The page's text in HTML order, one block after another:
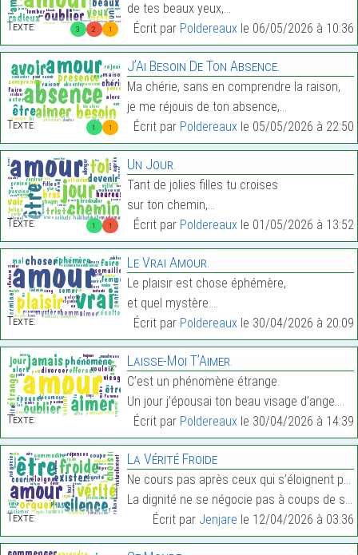
3 2 1
Texte:
de tes beaux yeux,…
Écrit par Poldereauxle 06/05/2026 à 10:36
1 1
Texte:
J’Ai Besoin De Ton Absence.
Ma chérie, sans en comprendre la raison,
je me réjouis de ton absence,…
Écrit par Poldereauxle 05/05/2026 à 22:50
1 1
Texte:
Un Jour.
Tant de jolies filles tu croises
sur ton chemin,…
Écrit par Poldereauxle 01/05/2026 à 13:52
Texte:
Le Vrai Amour.
Le plaisir est chose éphémère,
et quel mystère.…
Écrit par Poldereauxle 30/04/2026 à 20:09
Texte:
Laisse-Moi T’Aimer.
C’est un phénomène étrange.
Un jour j’épousai ton beau visage d’ange.…
Écrit par Poldereauxle 30/04/2026 à 14:39
Texte:
La Vérité Froide
Ne cours pas après ceux qui s’éloignent par commod
La dignité ne se négocie pas à coups de silence ou…
Écrit par Jenjare le 12/04/2026 à 03:36